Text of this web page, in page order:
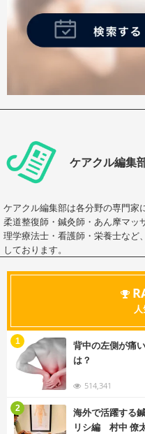
ケアクル編集
ケアクル編集部は各分野の専門家
柔道整復師・鍼灸師・あん摩マッ
理学療法士・看護師・栄養士など
しております。
背中の左側が痛
は？
514,341
1
海外で活躍する
リシ編 村中 僚
2